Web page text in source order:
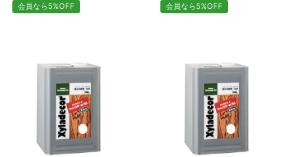
会員なら5%OFF 会員なら5%OFF